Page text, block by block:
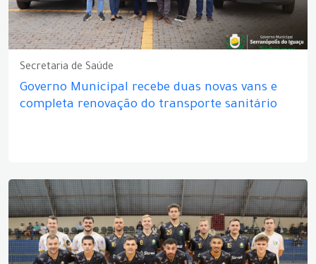
Secretaria de Saúde
Governo Municipal recebe duas novas vans e
completa renovação do transporte sanitário